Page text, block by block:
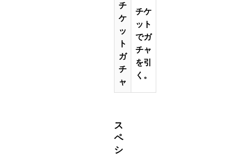
チ
ケ
ッ
ト
ガ
チ
ャ
チケ
ット
でガ
チャ
を引
く。
ス
ペ
シ